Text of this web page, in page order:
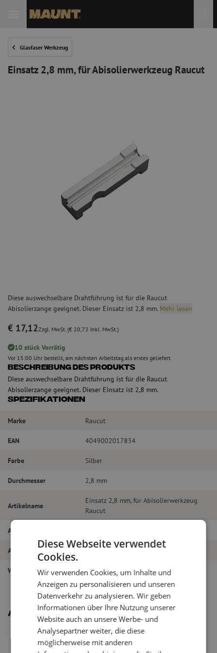
Glasfaser Werkzeug
Einsatz 2,8 mm, für Abisolierwerkzeug Raucut
Diese auswechselbare Drahtführung ist für die Raucut
Abisolierzange geeignet. Dieser Einsatz ist 2,8 mm. Mehr lesen
€ 17,12Zzgl. MwSt. (€ 20,72 Inkl. MwSt.)
10 stück Vorrätig
Vor 15:00 Uhr bestellt, am nächsten Arbeitstag als erstes geliefert
Beschreibung des Produkts
Diese auswechselbare Drahtführung ist für die Raucut
Abisolierzange geeignet. Dieser Einsatz ist 2,8 mm.
Spezifikationen
Marke Raucut
EAN 4049002017834
Farbe Silber
Durchmesser 2,8 mm
Artikelname
Einsatz 2,8 mm, für Abisolierwerkzeug
Raucut
Artikel Nummer
Art des Werkzeugs Einzelne Teile
Werkzeug-Typ Einzelne Teile
Andere interessante Produkte
Diese Webseite verwendet
Cookies.
Wir verwenden Cookies, um Inhalte und
Anzeigen zu personalisieren und unseren
Datenverkehr zu analysieren. Wir geben
Informationen über Ihre Nutzung unserer
Website auch an unsere Werbe- und
Analysepartner weiter, die diese
möglicherweise mit anderen